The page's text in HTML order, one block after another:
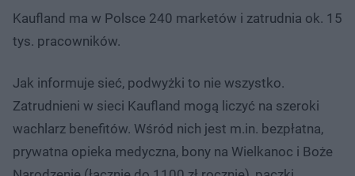
Kaufland ma w Polsce 240 marketów i zatrudnia ok. 15
tys. pracowników.
Jak informuje sieć, podwyżki to nie wszystko.
Zatrudnieni w sieci Kaufland mogą liczyć na szeroki
wachlarz benefitów. Wśród nich jest m.in. bezpłatna,
prywatna opieka medyczna, bony na Wielkanoc i Boże